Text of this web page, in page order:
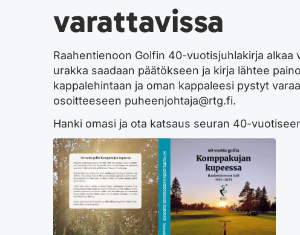
varattavissa
Raahentienoon Golfin 40-vuotisjuhlakirja
urakka saadaan päätökseen ja kirja lähtee
kappalehintaan ja oman kappaleesi pystyt
osoitteeseen puheenjohtaja@rtg.fi.
Hanki omasi ja ota katsaus seuran 40-